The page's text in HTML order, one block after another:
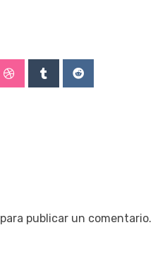
StumbleUpon
TumblrReddit
para publicar un comentario.